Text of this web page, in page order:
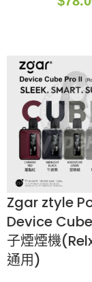
Zgar ztyle
Device
子煙煙機
通用)